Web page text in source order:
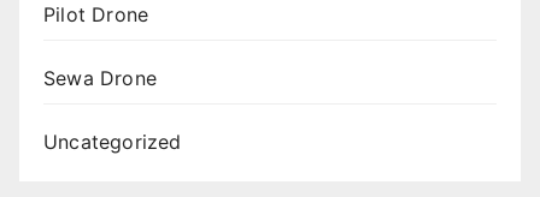
Pilot Drone
Sewa Drone
Uncategorized